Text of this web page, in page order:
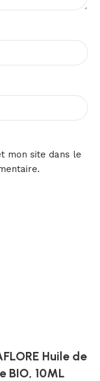
mon site dans le
Huile de
BIO, 10ML